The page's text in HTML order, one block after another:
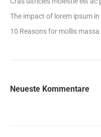
The impact of lorem ipsum in
10 Reasons for mollis
Neueste Kommentare